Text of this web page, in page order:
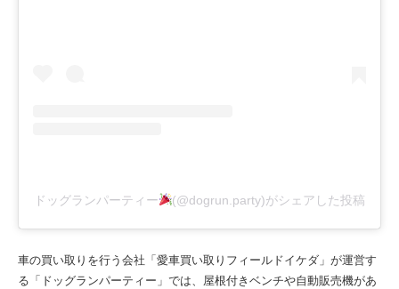
ドッグランパーティー (@dogrun.party)がシェアした投稿
車の買い取りを行う会社「愛車買い取りフィールドイケダ」が運営す
る「ドッグランパーティー」では、屋根付きベンチや自動販売機があ